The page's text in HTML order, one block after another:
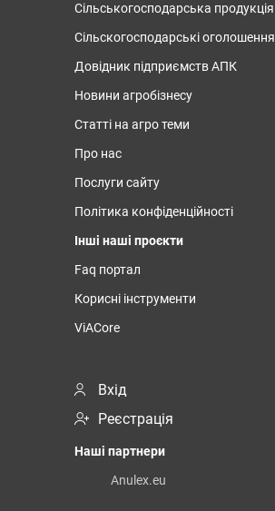
Сільськогосподарська продукція
Сільскогосподарські оголошення
Довідник підприємств АПК
Новини агробізнесу
Статті на агро теми
Про нас
Послуги сайту
Політика конфіденційності
Інші наші проєкти
Faq портал
Корисні інструменти
ViACore
Вхід
Реєстрація
Наші партнери
Anulex.eu